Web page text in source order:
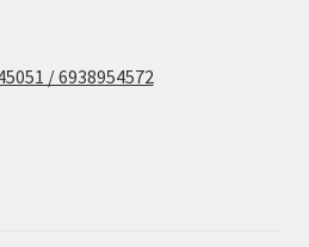
/ 6938954572